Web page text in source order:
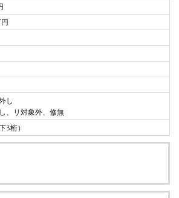
し
、リ対象外、修無
3桁）